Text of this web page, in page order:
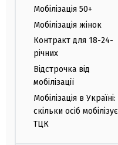
Мобілізація 50+
Мобілізація жінок
Контракт для 18-24-
річних
Відстрочка від
мобілізації
Мобілізація в Україні:
скільки осіб мобілізує
ТЦК